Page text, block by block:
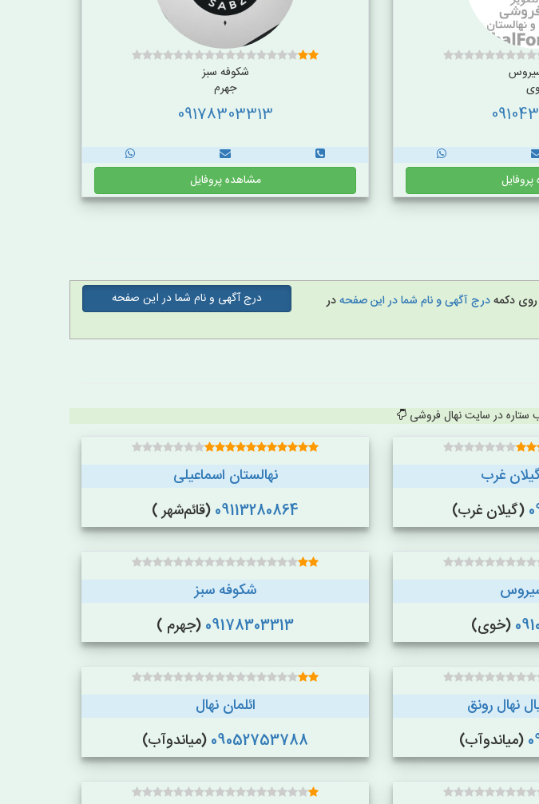
شکوفه سبز
جهرم
09178303313
مشاهده پروفایل
روی دکمهدرج آگهی و نام شما در این صفحهدر
درج آگهی و نام شما در این صفحه
ستاره در سایت نهال فروشی
غرب
(گیلان غرب)
نهالستان اسماعیلی
09113280864 (قائم‌شهر )
(خوی)
شکوفه سبز
09178303313 (جهرم )
نهال رونق
(میاندوآب)
ائلمان نهال
09052753788 (میاندوآب)